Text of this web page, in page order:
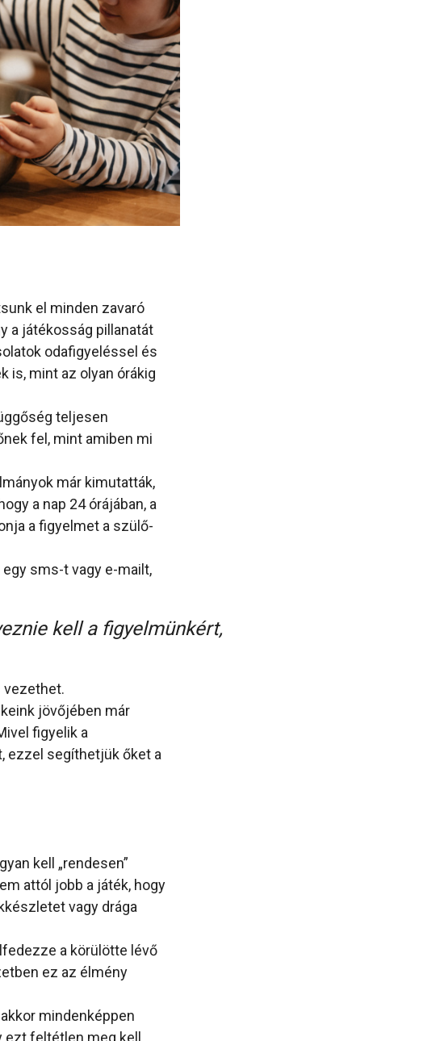
el minden zavaró
a játékosság pillanatát
odafigyeléssel és
is, mint az olyan órákig
teljesen
fel, mint amiben mi
már kimutatták,
a nap 24 órájában, a
a figyelmet a szülő-
sms-t vagy e-mailt,
kell a figyelmünkért,
vezethet.
jövőjében már
figyelik a
ezzel segíthetjük őket a
kell „rendesen”
attól jobb a játék, hogy
vagy drága
a körülötte lévő
ez az élmény
mindenképpen
ezt feltétlen meg kell